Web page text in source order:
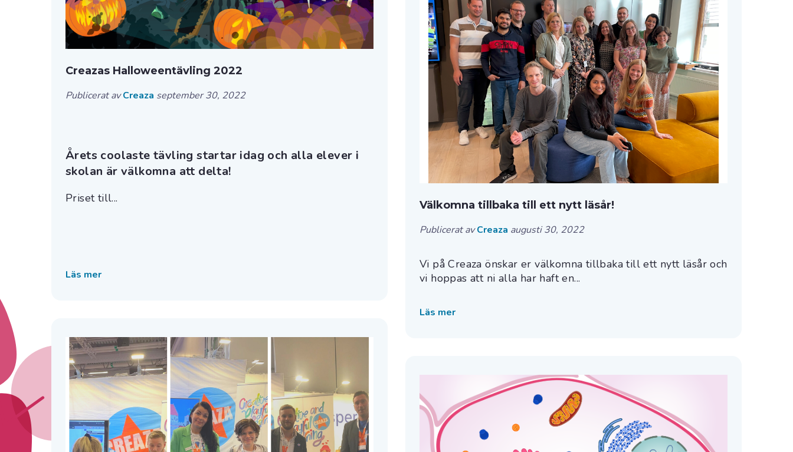
Creazas Halloweentävling 2022
Publicerat avCreaza september 30, 2022
Årets coolaste tävling startar idag och alla elever i
skolan är välkomna att delta!
Priset till...
Läs mer
Välkomna tillbaka till ett nytt läsår!
Publicerat avCreaza augusti 30, 2022
Vi på Creaza önskar er välkomna tillbaka till ett nytt läsår och
vi hoppas att ni alla har haft en...
Läs mer